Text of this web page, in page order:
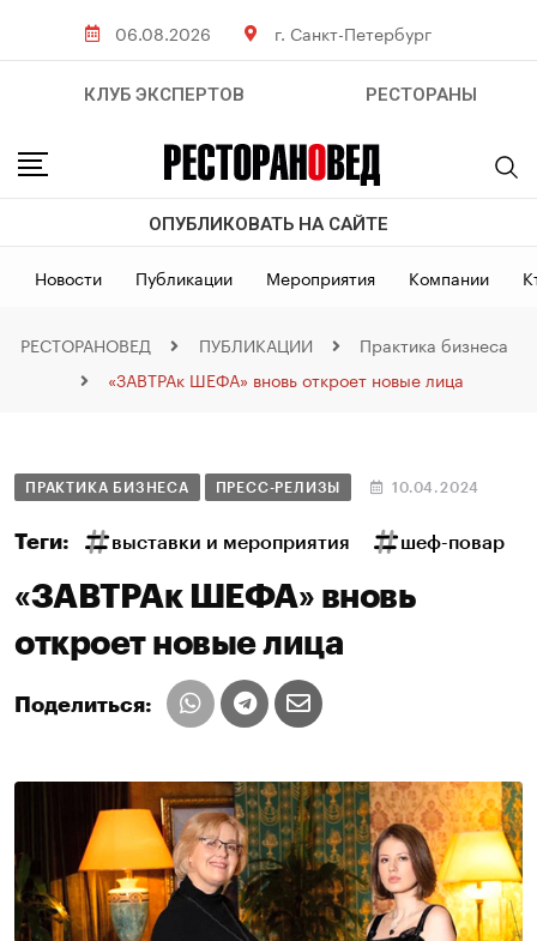
06.08.2026 г. Санкт-Петербург
КЛУБ ЭКСПЕРТОВ РЕСТОРАНЫ
ОПУБЛИКОВАТЬ НА САЙТЕ
Новости Публикации Мероприятия Компании
РЕСТОРАНОВЕД ПУБЛИКАЦИИ
Практика бизнеса
«ЗАВТРАк ШЕФА» вновь откроет новые лица
ПРАКТИКА БИЗНЕСА ПРЕСС-РЕЛИЗЫ 10.04.2024
Теги: выставки и мероприятия шеф-повар
«ЗАВТРАк ШЕФА» вновь
откроет новые лица
Поделиться: